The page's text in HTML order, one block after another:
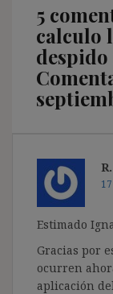
5
calculo
Estimado
Gracias por
ocurren
aplicación